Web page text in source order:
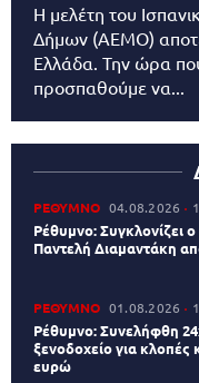
Η μελέτη του
Δήμων (AEMO)
Ελλάδα. Την ώρα
προσπαθούμε να...
ΡΕΘΥΜΝΟ 04.08.2026
Ρέθυμνο: Συγκλονίζει
Παντελή Διαμαντάκη
ΡΕΘΥΜΝΟ 01.08.2026
Ρέθυμνο: Συνελήφθη
ξενοδοχείο για
ευρώ